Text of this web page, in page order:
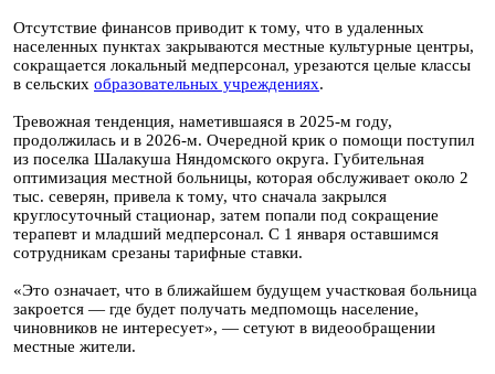
Отсутствие финансов приводит к тому, что в удаленных
населенных пунктах закрываются местные культурные центры,
сокращается локальный медперсонал, урезаются целые классы
в сельских образовательных учреждениях.
Тревожная тенденция, наметившаяся в 2025-м году,
продолжилась и в 2026-м. Очередной крик о помощи поступил
из поселка Шалакуша Няндомского округа. Губительная
оптимизация местной больницы, которая обслуживает около 2
тыс. северян, привела к тому, что сначала закрылся
круглосуточный стационар, затем попали под сокращение
терапевт и младший медперсонал. С 1 января оставшимся
сотрудникам срезаны тарифные ставки.
«Это означает, что в ближайшем будущем участковая больница
закроется — где будет получать медпомощь население,
чиновников не интересует», — сетуют в видеообращении
местные жители.